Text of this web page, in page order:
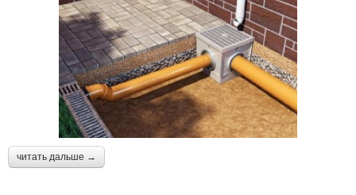
читать дальше →